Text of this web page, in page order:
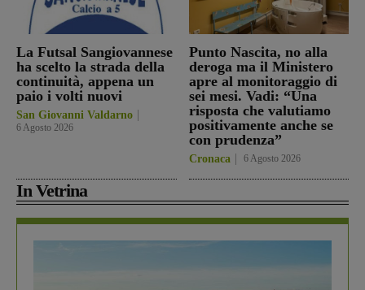
La Futsal Sangiovannese
ha scelto la strada della
continuità, appena un
paio i volti nuovi
San Giovanni Valdarno
6 Agosto 2026
Punto Nascita, no alla
deroga ma il Ministero
apre al monitoraggio di
sei mesi. Vadi: “Una
risposta che valutiamo
positivamente anche se
con prudenza”
Cronaca 6 Agosto 2026
In Vetrina